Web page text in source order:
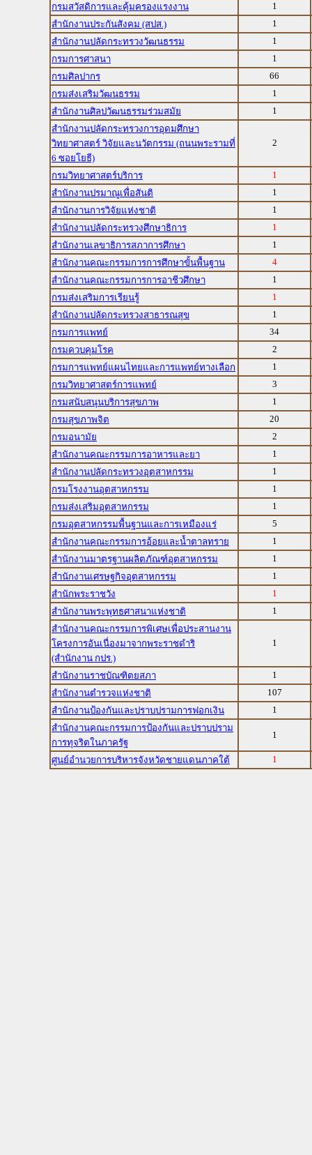
กรมสวัสดิการและคุ้มครองแรงงาน
1
สำนักงานประกันสังคม (สปส.)
1
สำนักงานปลัดกระทรวงวัฒนธรรม
1
กรมการศาสนา
1
กรมศิลปากร
66
กรมส่งเสริมวัฒนธรรม
1
สำนักงานศิลปวัฒนธรรมร่วมสมัย
1
สำนักงานปลัดกระทรวงการอุดมศึกษา
วิทยาศาสตร์ วิจัยและนวัตกรรม (ถนนพระรามที่
6 ซอยโยธี)
2
กรมวิทยาศาสตร์บริการ
1
สำนักงานปรมาณูเพื่อสันติ
1
สำนักงานการวิจัยแห่งชาติ
1
สำนักงานปลัดกระทรวงศึกษาธิการ
1
สำนักงานเลขาธิการสภาการศึกษา
1
สำนักงานคณะกรรมการการศึกษาขั้นพื้นฐาน
4
สำนักงานคณะกรรมการการอาชีวศึกษา
1
กรมส่งเสริมการเรียนรู้
1
สำนักงานปลัดกระทรวงสาธารณสุข
1
กรมการแพทย์
34
กรมควบคุมโรค
2
กรมการแพทย์แผนไทยและการแพทย์ทางเลือก
1
กรมวิทยาศาสตร์การแพทย์
3
กรมสนับสนุนบริการสุขภาพ
1
กรมสุขภาพจิต
20
กรมอนามัย
2
สำนักงานคณะกรรมการอาหารและยา
1
สำนักงานปลัดกระทรวงอุตสาหกรรม
1
กรมโรงงานอุตสาหกรรม
1
กรมส่งเสริมอุตสาหกรรม
1
กรมอุตสาหกรรมพื้นฐานและการเหมืองแร่
5
สำนักงานคณะกรรมการอ้อยและน้ำตาลทราย
1
สำนักงานมาตรฐานผลิตภัณฑ์อุตสาหกรรม
1
สำนักงานเศรษฐกิจอุตสาหกรรม
1
สำนักพระราชวัง
1
สำนักงานพระพุทธศาสนาแห่งชาติ
1
สำนักงานคณะกรรมการพิเศษเพื่อประสานงาน
โครงการอันเนื่องมาจากพระราชดำริ
(สำนักงาน กปร.)
1
สำนักงานราชบัณฑิตยสภา
1
สำนักงานตำรวจแห่งชาติ
107
สำนักงานป้องกันและปราบปรามการฟอกเงิน
1
สำนักงานคณะกรรมการป้องกันและปราบปราม
การทุจริตในภาครัฐ
1
ศูนย์อำนวยการบริหารจังหวัดชายแดนภาคใต้ 1